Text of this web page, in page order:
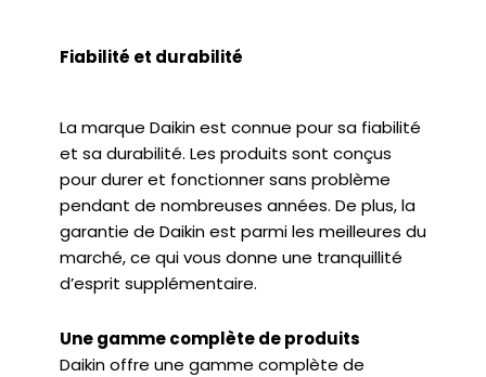
Fiabilité et durabilité
La marque Daikin est connue pour sa fiabilité
et sa durabilité. Les produits sont conçus
pour durer et fonctionner sans problème
pendant de nombreuses années. De plus, la
garantie de Daikin est parmi les meilleures du
marché, ce qui vous donne une tranquillité
d’esprit supplémentaire.
Une gamme complète de produits
Daikin offre une gamme complète de